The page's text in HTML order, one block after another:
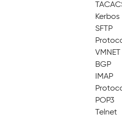
Kerbos
SFTP
VMNET
BGP
IMAP
POP3
Telnet